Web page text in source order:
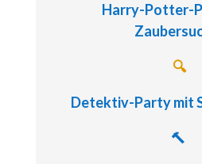
Harry-Potter-
🔍
Detektiv-Partymit
🔨